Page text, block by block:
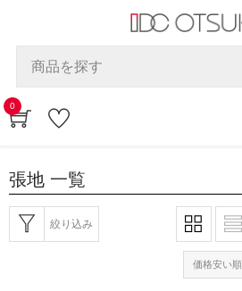
0
張地 一覧
絞り込み
価格安い順